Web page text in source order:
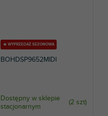
🔥 WYPRZEDAŻ SEZONOWA
BOHDSP9652MIDI
Dostępny w sklepie
stacjonarnym
(2 szt)